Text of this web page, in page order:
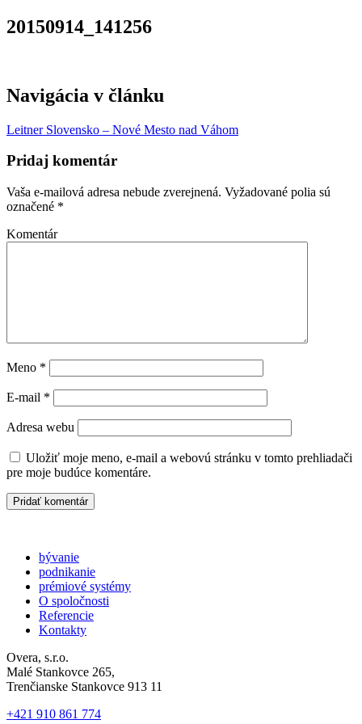
20150914_141256
Navigácia v článku
Leitner Slovensko – Nové Mesto nad Váhom
Pridaj komentár
Vaša e-mailová adresa nebude zverejnená. Vyžadované polia sú
označené *
Komentár
Meno *
E-mail *
Adresa webu
Uložiť moje meno, e-mail a webovú stránku v tomto prehliadači
pre moje budúce komentáre.
bývanie
podnikanie
prémiové systémy
O spoločnosti
Referencie
Kontakty
Overa, s.r.o.
Malé Stankovce 265,
Trenčianske Stankovce 913 11
+421 910 861 774